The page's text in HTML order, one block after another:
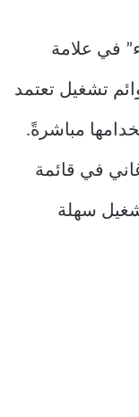
في علامة
تشغيل تعتمد
مباشرةً.
في قائمة
سهلة